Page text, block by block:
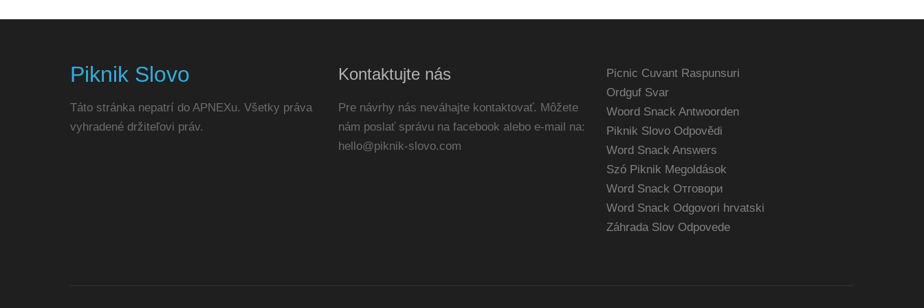
Piknik Slovo
Táto stránka nepatrí do APNEXu. Všetky práva
vyhradené držiteľovi práv.
Kontaktujte nás
Pre návrhy nás neváhajte kontaktovať. Môžete
nám poslať správu na facebook alebo e-mail na:
hello@piknik-slovo.com
Picnic Cuvant Raspunsuri
Ordguf Svar
Woord Snack Antwoorden
Piknik Slovo Odpovědi
Word Snack Answers
Szó Piknik Megoldások
Word Snack Отговори
Word Snack Odgovori hrvatski
Záhrada Slov Odpovede